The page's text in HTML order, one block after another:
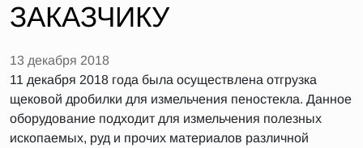
ЗАКАЗЧИКУ
13 декабря 2018
11 декабря 2018 года была осуществлена отгрузка
щековой дробилки для измельчения пеностекла. Данное
оборудование подходит для измельчения полезных
ископаемых, руд и прочих материалов различной